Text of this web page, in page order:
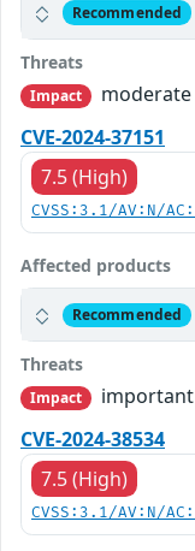
Recommended
Threats
Impact
moderate
CVE-2024-37151
7.5 (High)
CVSS:3.1/AV:N/
Affected products
Recommended
Threats
Impact
important
CVE-2024-38534
7.5 (High)
CVSS:3.1/AV:N/